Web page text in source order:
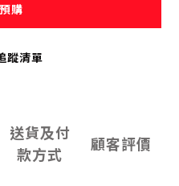
購
蹤清單
送貨及付
款方式
顧客評價